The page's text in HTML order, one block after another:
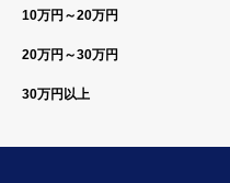
10万円～20万円
20万円～30万円
30万円以上